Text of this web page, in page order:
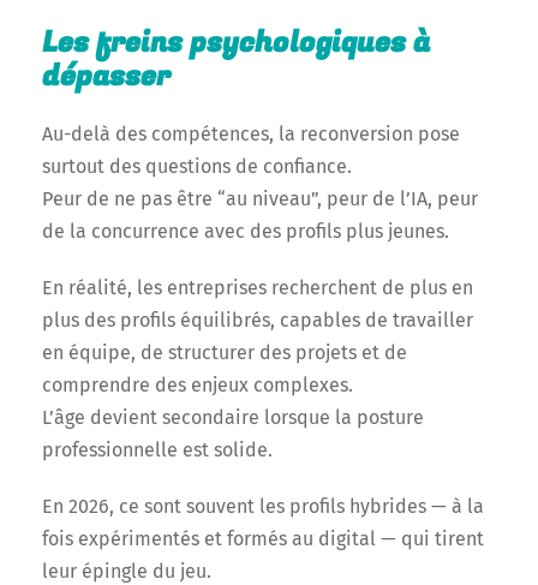
Les freins psychologiques à
dépasser
Au-delà des compétences, la reconversion pose
surtout des questions de confiance.
Peur de ne pas être “au niveau”, peur de l’IA, peur
de la concurrence avec des profils plus jeunes.
En réalité, les entreprises recherchent de plus en
plus des profils équilibrés, capables de travailler
en équipe, de structurer des projets et de
comprendre des enjeux complexes.
L’âge devient secondaire lorsque la posture
professionnelle est solide.
En 2026, ce sont souvent les profils hybrides — à la
fois expérimentés et formés au digital — qui tirent
leur épingle du jeu.